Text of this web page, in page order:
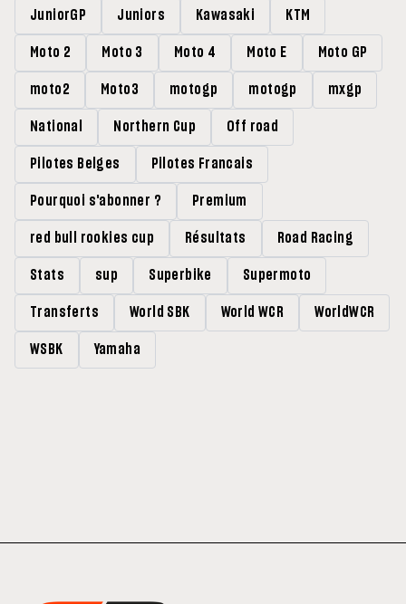
JuniorGP Juniors Kawasaki KTM
Moto 2 Moto 3 Moto 4 Moto E Moto GP
moto2 Moto3 motogp motogp mxgp
National Northern Cup Off road
Pilotes Belges Pilotes Francais
Pourquoi s'abonner ? Premium
red bull rookies cup Résultats Road Racing
Stats sup Superbike Supermoto
Transferts World SBK World WCR WorldWCR
WSBK Yamaha